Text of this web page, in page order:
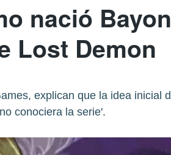
nació
Lost Demon
explican que la idea inicial
conociera la serie'.